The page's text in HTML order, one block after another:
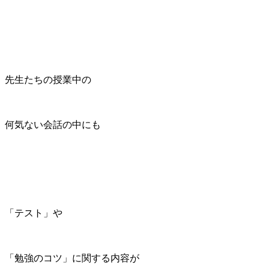
先生たちの授業中の
何気ない会話の中にも
「テスト」や
「勉強のコツ」に関する内容が